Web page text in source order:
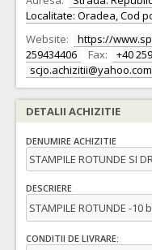
Localitate: Oradea, Cod
Website:
https://
259434406
Fax: +40
scjo.achizitii@yahoo.com
DETALII ACHIZITIE
DENUMIRE ACHIZITIE
STAMPILE ROTUNDE SI
DESCRIERE
STAMPILE ROTUNDE -10
CONDITII DE LIVRARE: